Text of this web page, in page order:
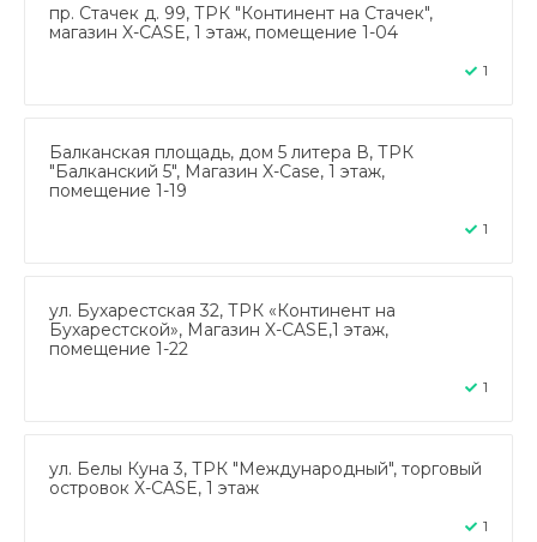
пр. Стачек д. 99, ТРК "Континент на Стачек",
магазин X-CASE, 1 этаж, помещение 1-04
1
Балканская площадь, дом 5 литера В, ТРК
"Балканский 5", Магазин X-Case, 1 этаж,
помещение 1-19
1
ул. Бухарестская 32, ТРК «Континент на
Бухарестской», Магазин X-CASE,1 этаж,
помещение 1-22
1
ул. Белы Куна 3, ТРК "Международный", торговый
островок X-CASE, 1 этаж
1